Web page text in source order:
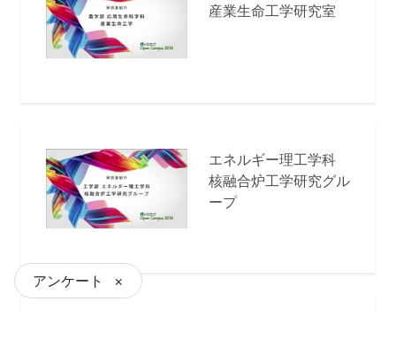
産業生命工学研究室
エネルギー理工学科
核融合炉工学研究グル
ープ
アンケート ×